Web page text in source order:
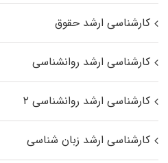
کارشناسی ارشد حقوق
کارشناسی ارشد روانشناسی
کارشناسی ارشد روانشناسی ۲
کارشناسی ارشد زبان شناسی